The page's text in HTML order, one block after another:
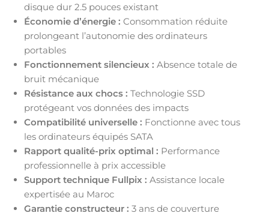
disque dur 2.5 pouces existant
Économie d’énergie : Consommation réduite
prolongeant l’autonomie des ordinateurs
portables
Fonctionnement silencieux : Absence totale de
bruit mécanique
Résistance aux chocs : Technologie SSD
protégeant vos données des impacts
Compatibilité universelle : Fonctionne avec tous
les ordinateurs équipés SATA
Rapport qualité-prix optimal : Performance
professionnelle à prix accessible
Support technique Fullpix : Assistance locale
expertisée au Maroc
Garantie constructeur : 3 ans de couverture